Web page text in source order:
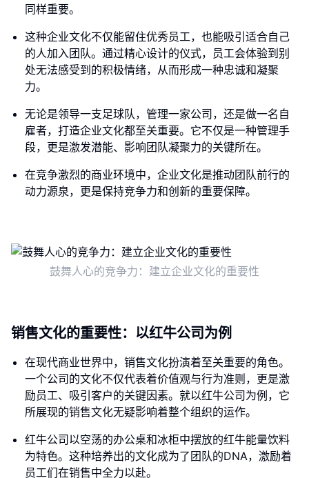
同样重要。
这种企业文化不仅能留住优秀员工，也能吸引适合自己
的人加入团队。通过精心设计的仪式，员工会体验到别
处无法感受到的积极情绪，从而形成一种忠诚和凝聚
力。
无论是领导一支足球队，管理一家公司，还是做一名自
雇者，打造企业文化都至关重要。它不仅是一种管理手
段，更是激发潜能、影响团队凝聚力的关键所在。
在竞争激烈的商业环境中，企业文化是推动团队前行的
动力源泉，更是保持竞争力和创新的重要保障。
鼓舞人心的竞争力：建立企业文化的重要性
销售文化的重要性：以红牛公司为例
在现代商业世界中，销售文化扮演着至关重要的角色。
一个公司的文化不仅代表着价值观与行为准则，更是激
励员工、吸引客户的关键因素。就以红牛公司为例，它
所展现的销售文化无疑影响着整个组织的运作。
红牛公司以空荡的办公桌和冰柜中摆放的红牛能量饮料
为特色。这种培养出的文化成为了团队的DNA，激励着
员工们在销售中全力以赴。